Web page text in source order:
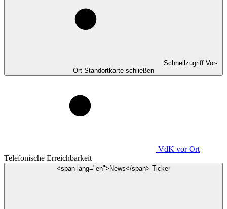
Schnellzugriff Vor-
Ort-Standortkarte schließen
VdK vor Ort
Telefonische Erreichbarkeit
<span lang="en">News</span> Ticker